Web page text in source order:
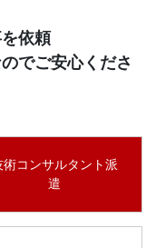
依頼
でご安心くださ
術コンサルタント派
遣